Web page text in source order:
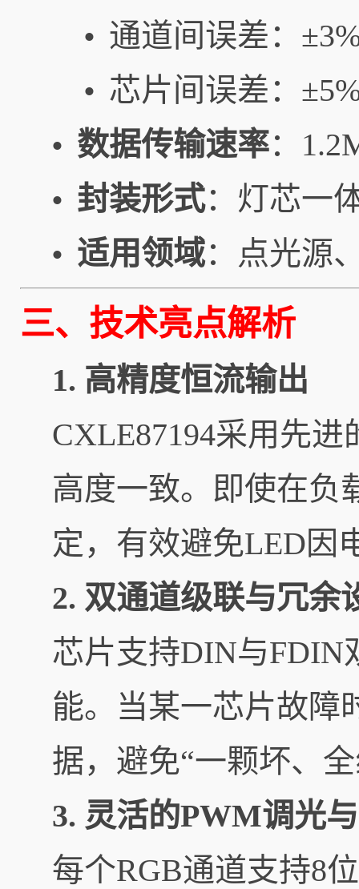
• 通道间误差：
• 芯片间误差：
• 数据传输速率：
• 封装形式：灯芯一
• 适用领域：点光源
三、技术亮点解析
1. 高精度恒流输出
CXLE87194采用先
高度一致。即使在负
定，有效避免LED因
2. 双通道级联与冗余
芯片支持DIN与FDIN
能。当某一芯片故障
据，避免“一颗坏、
3. 灵活的PWM调光
每个RGB通道支持8